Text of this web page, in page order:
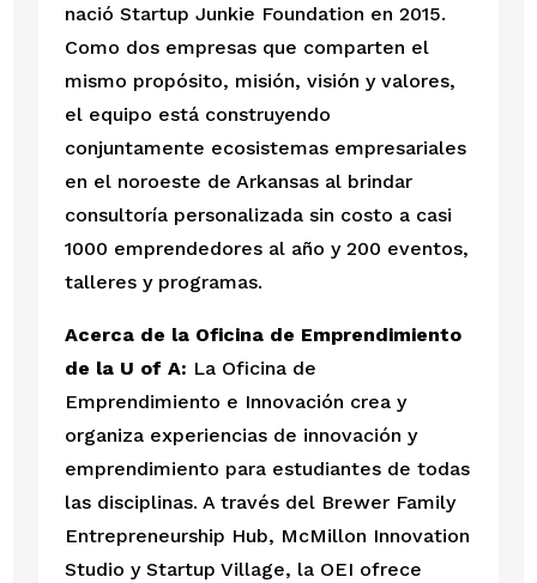
nació Startup Junkie Foundation en 2015.
Como dos empresas que comparten el
mismo propósito, misión, visión y valores,
el equipo está construyendo
conjuntamente ecosistemas empresariales
en el noroeste de Arkansas al brindar
consultoría personalizada sin costo a casi
1000 emprendedores al año y 200 eventos,
talleres y programas.
Acerca de la Oficina de Emprendimiento
de la U of A: La Oficina de
Emprendimiento e Innovación crea y
organiza experiencias de innovación y
emprendimiento para estudiantes de todas
las disciplinas. A través del Brewer Family
Entrepreneurship Hub, McMillon Innovation
Studio y Startup Village, la OEI ofrece